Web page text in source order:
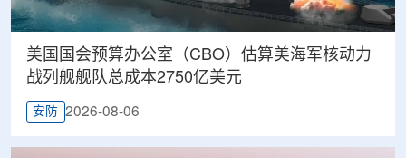
美国国会预算办公室（CBO）估算美海军核动力
战列舰舰队总成本2750亿美元
安防 2026-08-06